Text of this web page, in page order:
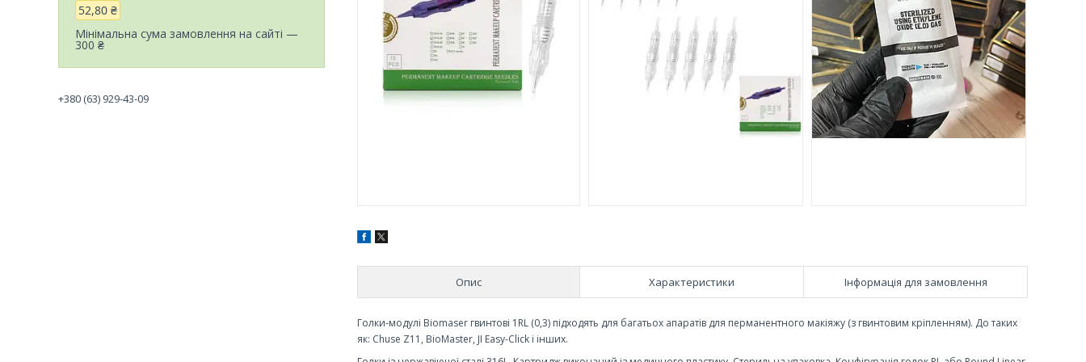
Опис Характеристики Інформація для замовлення
Голки-модулі Biomaser гвинтові 1RL (0,3) підходять для багатьох апаратів для перманентного макіяжу (з гвинтовим кріпленням). До таких
як: Chuse Z11, BioMaster, JI Easy-Click і інших.
52,80 ₴
Мінімальна сума замовлення на сайті —
300 ₴
+380 (63) 929-43-09